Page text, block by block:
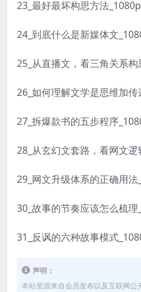
23_最好最坏构思方法
24_到底什么是新媒体文
25_从直播文，看三角关系
26_如何理解文学是思维加
27_拆爆款书的五步程序
28_从玄幻文套路，看网文
29_网文升级体系的正确用
30_故事的节奏应该怎么梳
31_反讽的六种故事模式
声明：
本站资源来自会员发布以及互联网